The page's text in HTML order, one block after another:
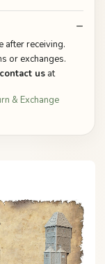
after receiving.
or exchanges.
us at
& Exchange